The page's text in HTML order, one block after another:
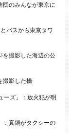
団のみんなが東京に
バスから東京タワ
を撮影した海辺の公
撮影した橋
ーズ」：放火犯が明
：真鍋がタクシーの